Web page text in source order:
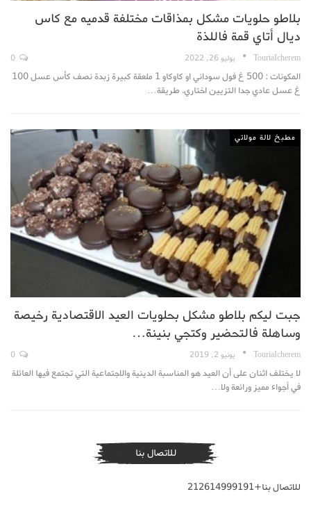
بلاطو حلويات مشكل بمذاقات مختلفة قدميه مع كاس
ديال أتاي قمة فاللذة
TouriaIcherem يوليو 26, 2022
المكونات : 500 غ فول سوداني او كاوكاو 1 ملعقة كبيرة زبدة نصف كأس عسل 100
غ عسل عادي جدا التزيين اختاري. طريقة…
مطبخ لالة مولاتي
جبت ليكم بلاطو مشكل بحلويات العيد الاقتصادية رخيصة
وساهلة فالتحضير وكتجي بنينة…
TouriaIcherem يونيو 2, 2019
لا يختلف اثنان على أن العيد هو المناسبة الدينية والاجتماعية التي تجتمع فيها العائلة
في أجواء مميز ورائعة ولا…
للاتصال بنا
للاتصال بنا+212614999191